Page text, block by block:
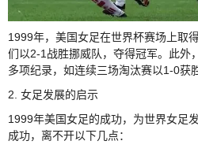
1999年，美国女足在世界杯赛场上取
们以2-1战胜挪威队，夺得冠军。此外
多项纪录，如连续三场淘汰赛以1-0获
2. 女足发展的启示
1999年美国女足的成功，为世界女足
成功，离不开以下几点：